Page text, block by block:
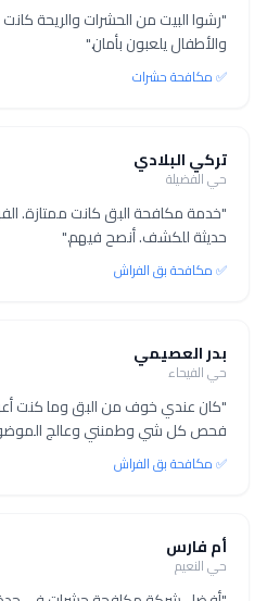
"رشوا البيت من الحشرات والريحة
والأطفال يلعبون بأمان."
✅ مكافحة حشرات
تركي البلادي
حي الفضيلة
"خدمة مكافحة البق كانت ممتازة.
حديثة للكشف. أنصح فيهم."
✅ مكافحة بق الفراش
بدر العصيمي
حي الفيحاء
"كان عندي خوف من البق وما كنت
فحص كل شي وطمنني وعالج
✅ مكافحة بق الفراش
أم فارس
حي النعيم